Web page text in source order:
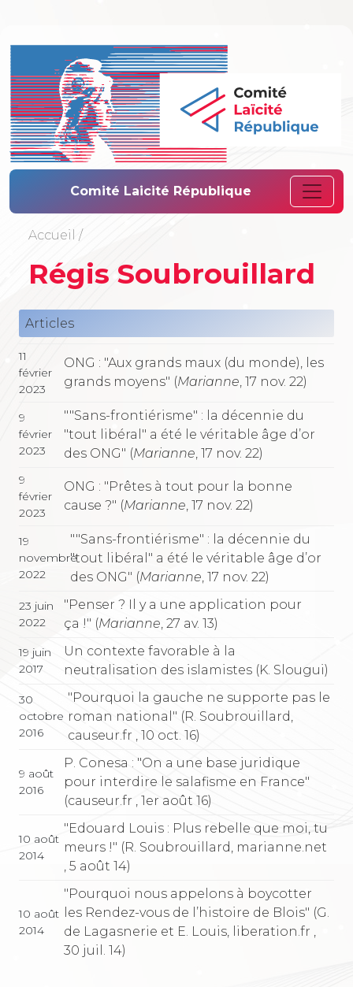
Comité Laïcité
Comité Laicité République
Accueil /
Régis Soubrouillard
Articles
11
février
2023
ONG : "Aux grands maux (du monde), les
grands moyens" (Marianne, 17 nov. 22)
9
février
2023
""Sans-frontiérisme" : la décennie du
"tout libéral" a été le véritable âge d’or
des ONG" (Marianne , 17 nov. 22)
9
février
2023
ONG : "Prêtes à tout pour la bonne
cause ?" (Marianne, 17 nov. 22)
19
novembre
2022
""Sans-frontiérisme" : la décennie du
"tout libéral" a été le véritable âge d’or
des ONG" (Marianne , 17 nov. 22)
23 juin
2022
"Penser ? Il y a une application pour
ça !" (Marianne , 27 av. 13)
19 juin
2017
Un contexte favorable à la
neutralisation des islamistes (K. Slougui)
30
octobre
2016
"Pourquoi la gauche ne supporte pas le
roman national" (R. Soubrouillard,
causeur.fr , 10 oct. 16)
9 août
2016
P. Conesa : "On a une base juridique
pour interdire le salafisme en France"
(causeur.fr , 1er août 16)
10 août
2014
"Edouard Louis : Plus rebelle que moi, tu
meurs !" (R. Soubrouillard, marianne.net
, 5 août 14)
10 août
2014
"Pourquoi nous appelons à boycotter
les Rendez-vous de l’histoire de Blois" (G.
de Lagasnerie et E. Louis, liberation.fr ,
30 juil. 14)